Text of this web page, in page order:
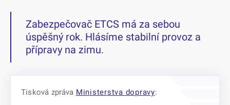
Tisková zpráva Ministerstva dopravy:
Zabezpečovač ETCS má za sebou
úspěšný rok. Hlásíme stabilní provoz a
přípravy na zimu.